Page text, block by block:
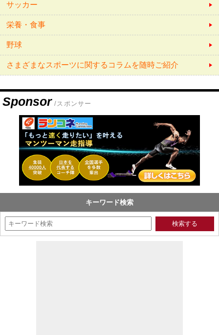
サッカー
栄養・食事
野球
さまざまなスポーツに関するコラムを随時ご紹介
Sponsor /スポンサー
キーワード検索